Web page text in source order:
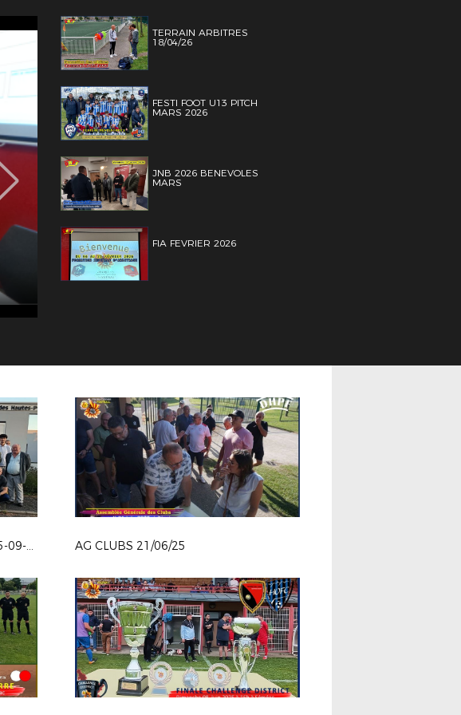
TERRAIN ARBITRES
18/04/26
FESTI FOOT U13 PITCH
MARS 2026
JNB 2026 BENEVOLES
MARS
FIA FEVRIER 2026
Rassemblement des arbitres du 05-09-25 AG CLUBS 21/06/25